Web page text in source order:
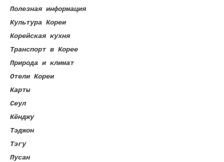
Полезная информация
Культура Кореи
Корейская кухня
Транспорт в Корее
Природа и климат
Отели Кореи
Карты
Сеул
Кёнджу
Тэджон
Тэгу
Пусан